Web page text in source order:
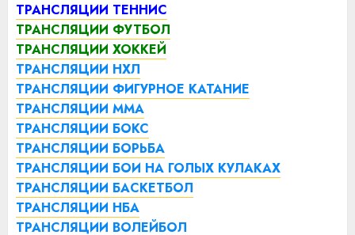
ТРАНСЛЯЦИИ ТЕННИС
ТРАНСЛЯЦИИ ФУТБОЛ
ТРАНСЛЯЦИИ ХОККЕЙ
ТРАНСЛЯЦИИ НХЛ
ТРАНСЛЯЦИИ ФИГУРНОЕ КАТАНИЕ
ТРАНСЛЯЦИИ ММА
ТРАНСЛЯЦИИ БОКС
ТРАНСЛЯЦИИ БОРЬБА
ТРАНСЛЯЦИИ БОИ НА ГОЛЫХ КУЛАКАХ
ТРАНСЛЯЦИИ БАСКЕТБОЛ
ТРАНСЛЯЦИИ НБА
ТРАНСЛЯЦИИ ВОЛЕЙБОЛ